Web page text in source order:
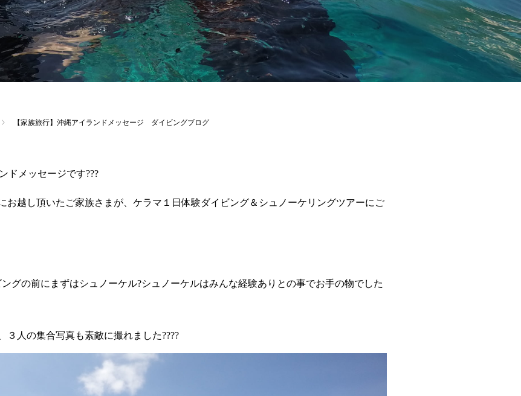
【家族旅行】沖縄アイランドメッセージ ダイビングブログ
ドメッセージです???
お越し頂いたご家族さまが、ケラマ１日体験ダイビング＆シュノーケリングツアーにご
ングの前にまずはシュノーケル?シュノーケルはみんな経験ありとの事でお手の物でした
人の集合写真も素敵に撮れました????